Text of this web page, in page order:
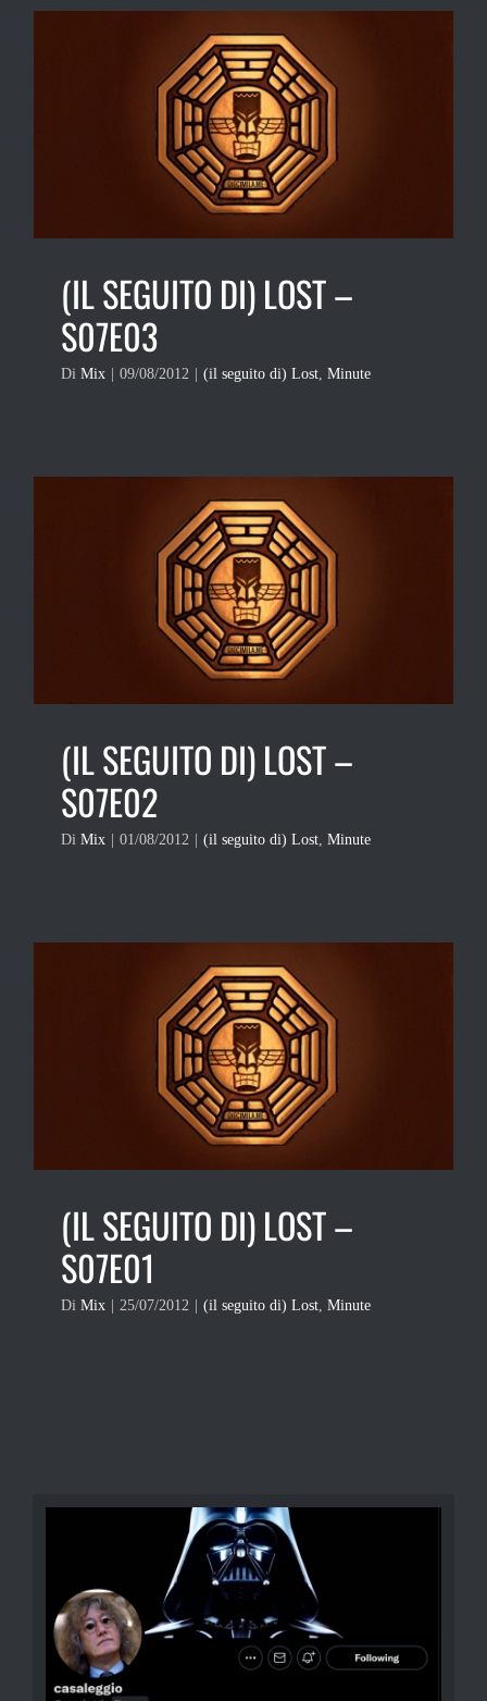
(IL SEGUITO DI) LOST –
S07E03
Di Mix 09/08/2012 (il seguito di) Lost, Minute
(IL SEGUITO DI) LOST –
S07E02
Di Mix 01/08/2012 (il seguito di) Lost, Minute
(IL SEGUITO DI) LOST –
S07E01
Di Mix 25/07/2012 (il seguito di) Lost, Minute